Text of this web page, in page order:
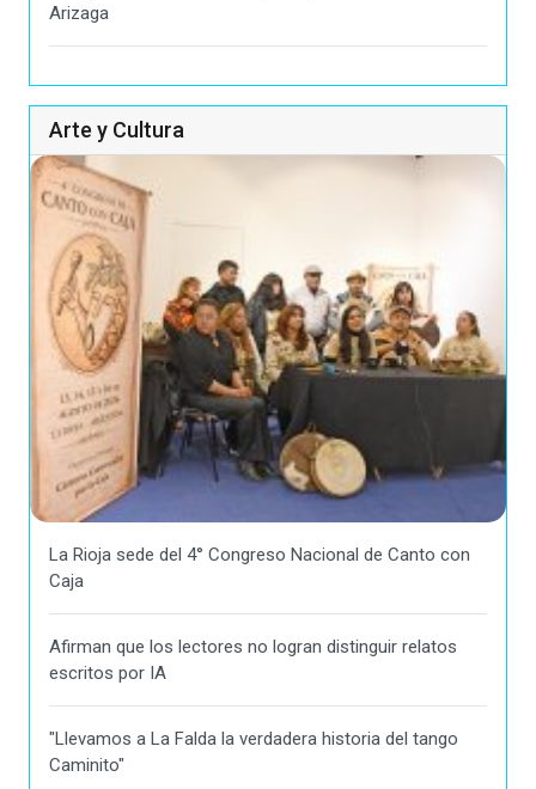
Arizaga
Arte y Cultura
La Rioja sede del 4° Congreso Nacional de Canto con
Caja
Afirman que los lectores no logran distinguir relatos
escritos por IA
"Llevamos a La Falda la verdadera historia del tango
Caminito"